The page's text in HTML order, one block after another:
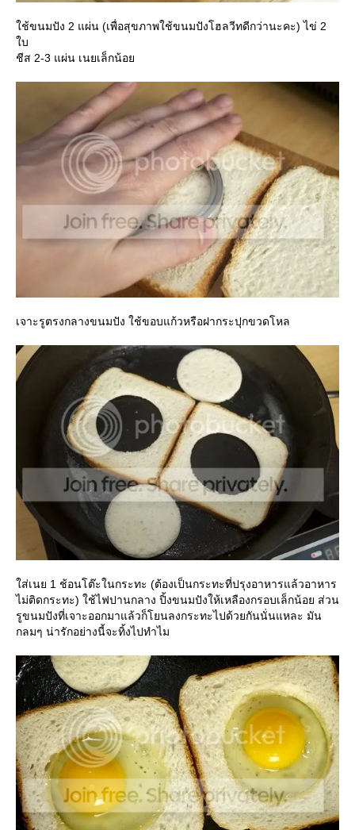
ช้ขนมปัง 2 แผ่น (เพื่อสุขภาพใช้ขนมปังโฮลวีทดีกว่านะคะ) ไข่ 2
บ
ชีส 2-3 แผ่น เนยเล็กน้อ
เจาะรูตรงกลางขนมปัง ใช้ขอบแก้วหรือฝากระปุกขวดโหล
ส่เนย 1 ช้อนโต๊ะในกระทะ (ต้องเป็นกระทะที่ปรุงอาหารแล้วอาหาร
ไม่ติดกระทะ) ใช้ไฟปานกลาง ปิ้งขนมปังให้เหลืองกรอบเล็กน้อย ส่วน
รูขนมปังที่เจาะออกมาแล้วก็โยนลงกระทะไปด้วยกันนั่นแหละ มัน
กลมๆ น่ารักอย่างนี้จะทิ้งไปทำไม